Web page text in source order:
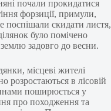
почали прокидатися
форзиції, примули,
поспішали скидати листя,
було помічено
задовго до весни.
місцеві жителі
розростаються в лісовій
поширюється у
про походження та